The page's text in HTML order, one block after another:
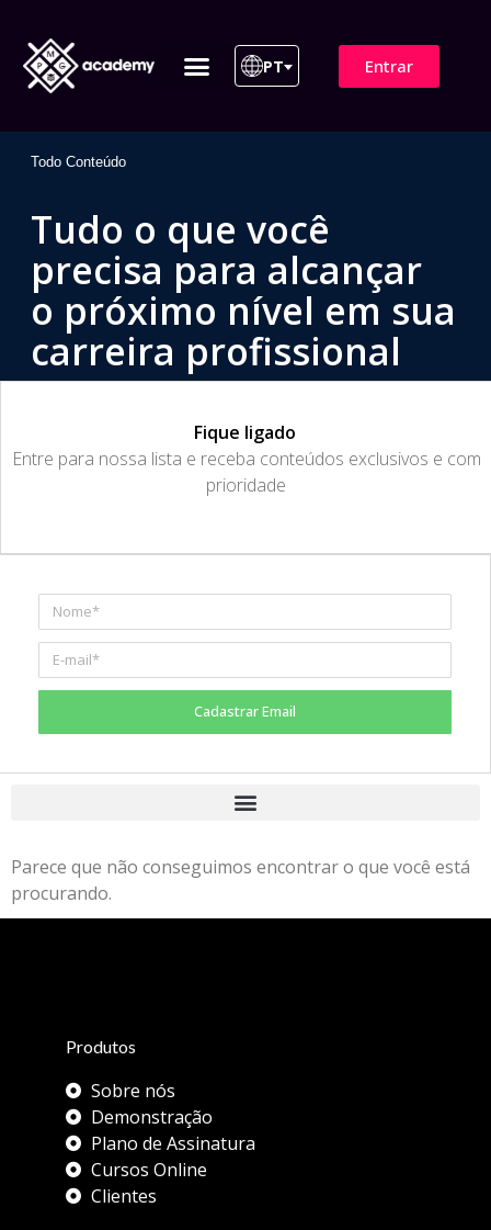
PT Entrar
Todo Conteúdo
Tudo o que você
precisa para alcançar
o próximo nível em sua
carreira profissional
Fique ligado
​Entre para nossa lista e receba conteúdos exclusivos e com
prioridade
Cadastrar Email
Parece que não conseguimos encontrar o que você está
procurando.
Produtos
Sobre nós
Demonstração
Plano de Assinatura
Cursos Online
Clientes